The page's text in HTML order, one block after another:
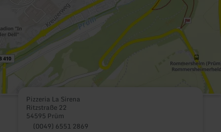
Pizzeria La Sirena
Ritzstraße 22
54595 Prüm
(0049) 6551 2869